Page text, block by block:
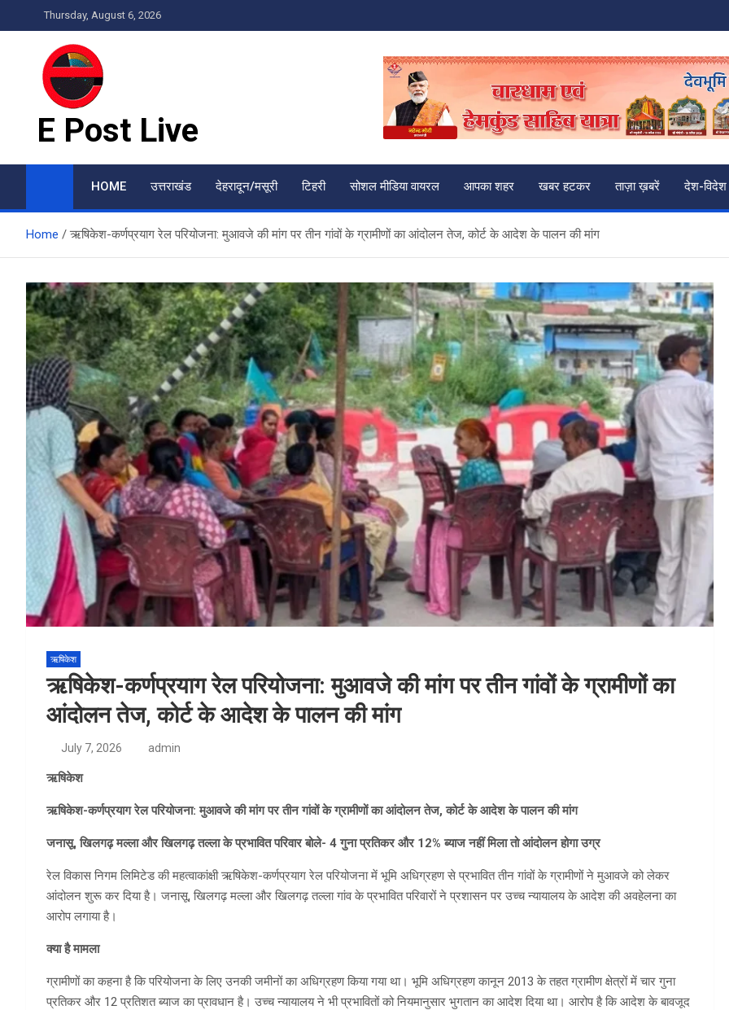
to
Thursday, August 6, 2026
E Post Live
HOME उत्तराखंड देहरादून/मसूरी टिहरी सोशल मीडिया वायरल आपका शहर खबर हटकर ताज़ा ख़बरें देश-विदेश
Home ऋषिकेश-कर्णप्रयाग रेल परियोजना: मुआवजे की मांग पर तीन गांवों के ग्रामीणों का आंदोलन तेज, कोर्ट के आदेश के पालन की मांग
ऋषिकेश
ऋषिकेश-कर्णप्रयाग रेल परियोजना: मुआवजे की मांग पर तीन गांवों के ग्रामीणों का
आंदोलन तेज, कोर्ट के आदेश के पालन की मांग
July 7, 2026 admin
ऋषिकेश
ऋषिकेश-कर्णप्रयाग रेल परियोजना: मुआवजे की मांग पर तीन गांवों के ग्रामीणों का आंदोलन तेज, कोर्ट के आदेश के पालन की मांग
जनासू, खिलगढ़ मल्ला और खिलगढ़ तल्ला के प्रभावित परिवार बोले- 4 गुना प्रतिकर और 12% ब्याज नहीं मिला तो आंदोलन होगा उग्र
रेल विकास निगम लिमिटेड की महत्वाकांक्षी ऋषिकेश-कर्णप्रयाग रेल परियोजना में भूमि अधिग्रहण से प्रभावित तीन गांवों के ग्रामीणों ने मुआवजे को लेकर
आंदोलन शुरू कर दिया है। जनासू, खिलगढ़ मल्ला और खिलगढ़ तल्ला गांव के प्रभावित परिवारों ने प्रशासन पर उच्च न्यायालय के आदेश की अवहेलना का
आरोप लगाया है।
क्या है मामला
ग्रामीणों का कहना है कि परियोजना के लिए उनकी जमीनों का अधिग्रहण किया गया था। भूमि अधिग्रहण कानून 2013 के तहत ग्रामीण क्षेत्रों में चार गुना
प्रतिकर और 12 प्रतिशत ब्याज का प्रावधान है। उच्च न्यायालय ने भी प्रभावितों को नियमानुसार भुगतान का आदेश दिया था। आरोप है कि आदेश के बावजूद